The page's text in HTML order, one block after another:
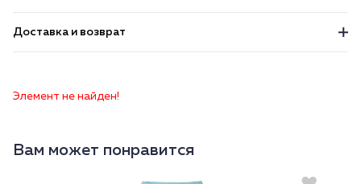
Доставка и возврат
Элемент не найден!
Вам может понравится